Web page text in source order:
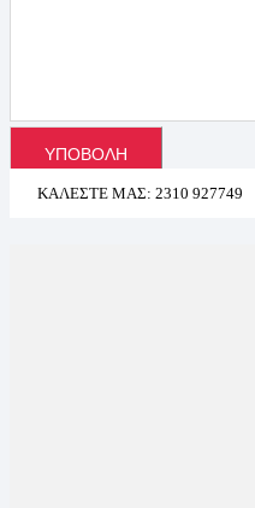
ΚΑΛΈΣΤΕ ΜΑΣ: 2310 927749